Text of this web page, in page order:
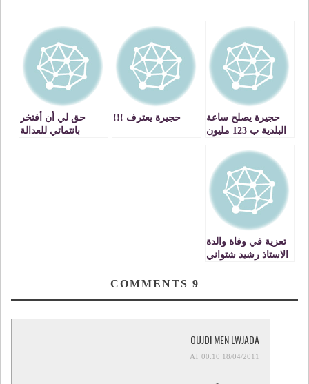
حجيرة يصلح ساعة
البلدية ب 123 مليون
حجيرة يعترف !!!
حق لي أن أفتخر
بانتمائي للعدالة
تعزية في وفاة والدة
الاستاذ رشيد شتواني
9
OUJDI MEN LWJADA
18/04/2011 AT 00:10